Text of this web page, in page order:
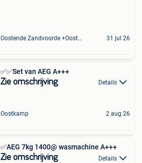
Oostende Zandvoorde +Oostende 31 jul 26
✅✅Set van AEG A+++
Zie omschrijving Details
Oostkamp 2 aug 26
✅AEG 7kg 1400@ wasmachine A+++
Zie omschrijving Details